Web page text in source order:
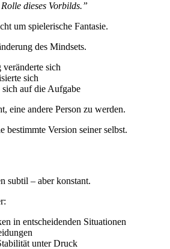
dieses Vorbilds.”
um spielerische Fantasie.
des Mindsets.
sich
sich
auf die Aufgabe
eine andere Person zu werden.
bestimmte Version seiner selbst.
subtil – aber konstant.
in entscheidenden Situationen
unter Druck